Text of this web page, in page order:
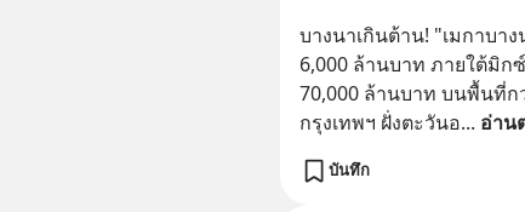
บางนาเกินต้าน! "เมกาบา
6,000 ล้านบาท ภายใต้มิก
70,000 ล้านบาท บนพื้นที่ก
กรุงเทพฯ ฝั่งตะวันอ... อ่าน
บันทึก